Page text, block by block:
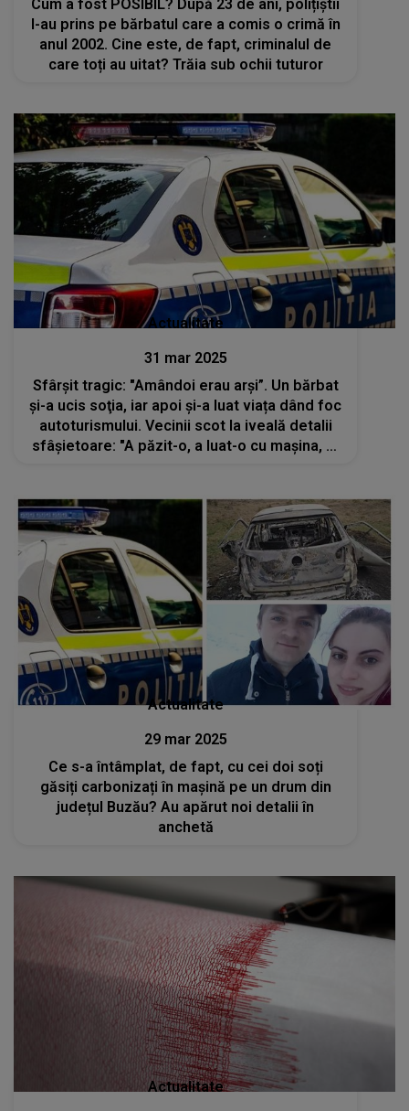
Cum a fost POSIBIL? După 23 de ani, polițiștii
l-au prins pe bărbatul care a comis o crimă în
anul 2002. Cine este, de fapt, criminalul de
care toți au uitat? Trăia sub ochii tuturor
Actualitate
31 mar 2025
Sfârşit tragic: "Amândoi erau arși”. Un bărbat
şi-a ucis soţia, iar apoi și-a luat viața dând foc
autoturismului. Vecinii scot la iveală detalii
sfâșietoare: "A păzit-o, a luat-o cu mașina, s-
Actualitate
29 mar 2025
Ce s-a întâmplat, de fapt, cu cei doi soți
găsiți carbonizați în mașină pe un drum din
județul Buzău? Au apărut noi detalii în
anchetă
Actualitate